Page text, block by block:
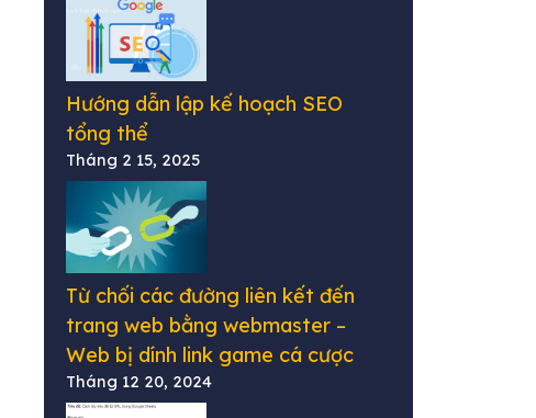
Hướng dẫn lập kế hoạch SEO
tổng thể
Tháng 2 15, 2025
Từ chối các đường liên kết đến
trang web bằng webmaster –
Web bị dính link game cá cược
Tháng 12 20, 2024